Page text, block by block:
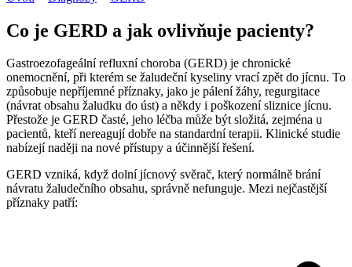
Co je GERD a jak ovlivňuje pacienty?
Gastroezofageální refluxní choroba (GERD) je chronické
onemocnění, při kterém se žaludeční kyseliny vrací zpět do jícnu. To
způsobuje nepříjemné příznaky, jako je pálení žáhy, regurgitace
(návrat obsahu žaludku do úst) a někdy i poškození sliznice jícnu.
Přestože je GERD časté, jeho léčba může být složitá, zejména u
pacientů, kteří nereagují dobře na standardní terapii. Klinické studie
nabízejí naději na nové přístupy a účinnější řešení.
GERD vzniká, když dolní jícnový svěrač, který normálně brání
návratu žaludečního obsahu, správně nefunguje. Mezi nejčastější
příznaky patří: